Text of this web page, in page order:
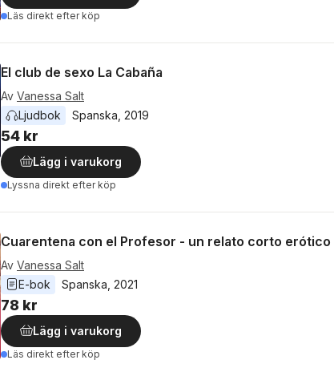
Läs direkt efter köp
El club de sexo La Cabaña
Av Vanessa Salt
Ljudbok
Spanska 2019
54 kr
Lägg i varukorg
Lyssna direkt efter köp
Cuarentena con el Profesor - un relato corto erótico
Av Vanessa Salt
E-bok
Spanska 2021
78 kr
Lägg i varukorg
Läs direkt efter köp